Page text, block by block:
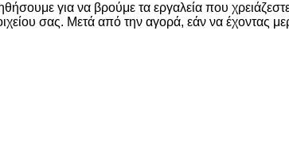
για να βρούμε τα εργαλεία που
σας. Μετά από την αγορά, εάν να έχοντας